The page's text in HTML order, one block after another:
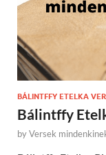
BÁLINTFFY ETELKA
Bálintffy
byVersek